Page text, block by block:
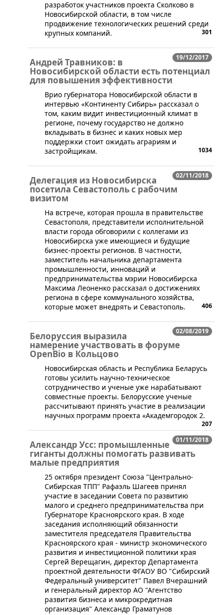
разработок участников проекта Сколково в
Новосибирской области, в том числе
продвижение технологических решений среди
крупных компаний.
301
19/12/2017
Андрей Травников: в
Новосибирской области есть потенциал
для повышения эффективности
Врио губернатора Новосибирской области в
интервью «Континенту Сибирь» рассказал о
том, каким видит инвестиционный климат в
регионе, почему государство не должно
вкладывать в бизнес и каких новых мер
поддержки стоит ожидать аграриям и
застройщикам.
1034
02/11/2018
Делегация из Новосибирска
посетила Севастополь с рабочим
визитом
​На встрече, которая прошла в правительстве
Севастополя, представители исполнительной
власти города обговорили с коллегами из
Новосибирска уже имеющиеся и будущие
бизнес-проекты регионов. В частности,
заместитель начальника департамента
промышленности, инноваций и
предпринимательства мэрии Новосибирска
Максима Леоненко рассказал о достижениях
региона в сфере коммунального хозяйства,
которые может внедрять и Севастополь.
406
02/08/2019
Белоруссия выразила
намерение участвовать в форуме
OpenBio в Кольцово
​Новосибирская область и Республика Беларусь
готовы усилить научно-техническое
сотрудничество и ученые уже нарабатывают
совместные проекты. Белорусские ученые
рассчитывают принять участие в реализации
научных программ проекта «Академгородок 2.
207
01/11/2018
Александр Усс: промышленные
гиганты должны помогать развивать
малые предприятия
25 октября президент Союза "Центрально-
Сибирская ТПП" Рафаэль Шагеев принял
участие в заседании Совета по развитию
малого и среднего предпринимательства при
Губернаторе Красноярского края. В ходе
заседания исполняющий обязанности
заместителя председателя Правительства
Красноярского края - министр экономического
развития и инвестиционной политики края
Сергей Верещагин, директор Департамента
проектной деятельности ФГАОУ ВО "Сибирский
Федеральный университет" Павел Вчерашний
и генеральный директор АО "Агентство
развития бизнеса и микрокредитная
организация" Александр Граматунов